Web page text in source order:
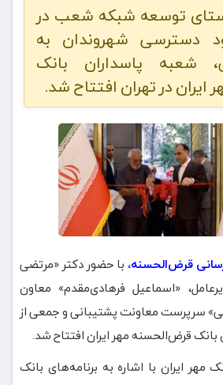
توسعه شبکه شعب در
دسترسی شهروندان به
شعبه پاسداران بانک
در تهران افتتاح شد.
قرض‌الحسنه، با حضور دکتر «مرتضی
«اسماعیل فرهادی‌مقدم» معاون
سرپرست معاونت پشتیبانی و جمعی از
بانک قرض‌الحسنه مهر ایران افتتاح شد.
مهر ایران با اشاره به برنامه‌های بانک